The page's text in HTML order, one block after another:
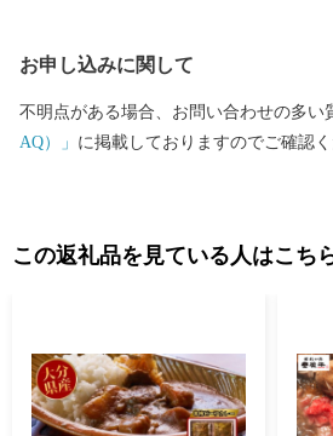
お申し込みに関して
不明点がある場合、お問い合わせの多い
AQ）」 に掲載しておりますのでご確認く
この返礼品を見ている人はこち